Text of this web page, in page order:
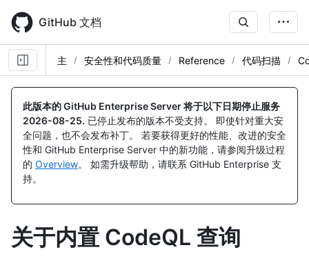
main
content
GitHub 文档
主 安全性和代码质量 Reference 代码扫描
此版本的 GitHub Enterprise Server 将于以下日期停止服务
2026-08-25. 已停止发布的版本不受支持。 即使针对重大安
全问题，也不会发布补丁。 若要获得更好的性能、改进的安全
性和 GitHub Enterprise Server 中的新功能，请参阅升级过程
的 Overview。 如需升级帮助，请联系 GitHub Enterprise 支
持。
关于内置 CodeQL 查询